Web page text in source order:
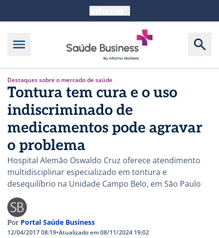
Destaques sobre o mercado de saúde
Tontura tem cura e o uso
indiscriminado de
medicamentos pode agravar
o problema
Hospital Alemão Oswaldo Cruz oferece atendimento
multidisciplinar especializado em tontura e
desequilíbrio na Unidade Campo Belo, em São Paulo
Por Portal Saúde Business
12/04/2017 08:19•Atualizado em 08/11/2024 19:02